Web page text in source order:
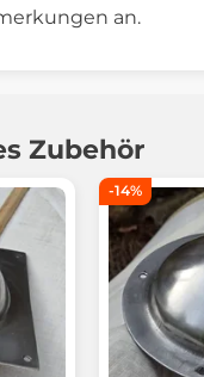
an.
Zubehör
-14%